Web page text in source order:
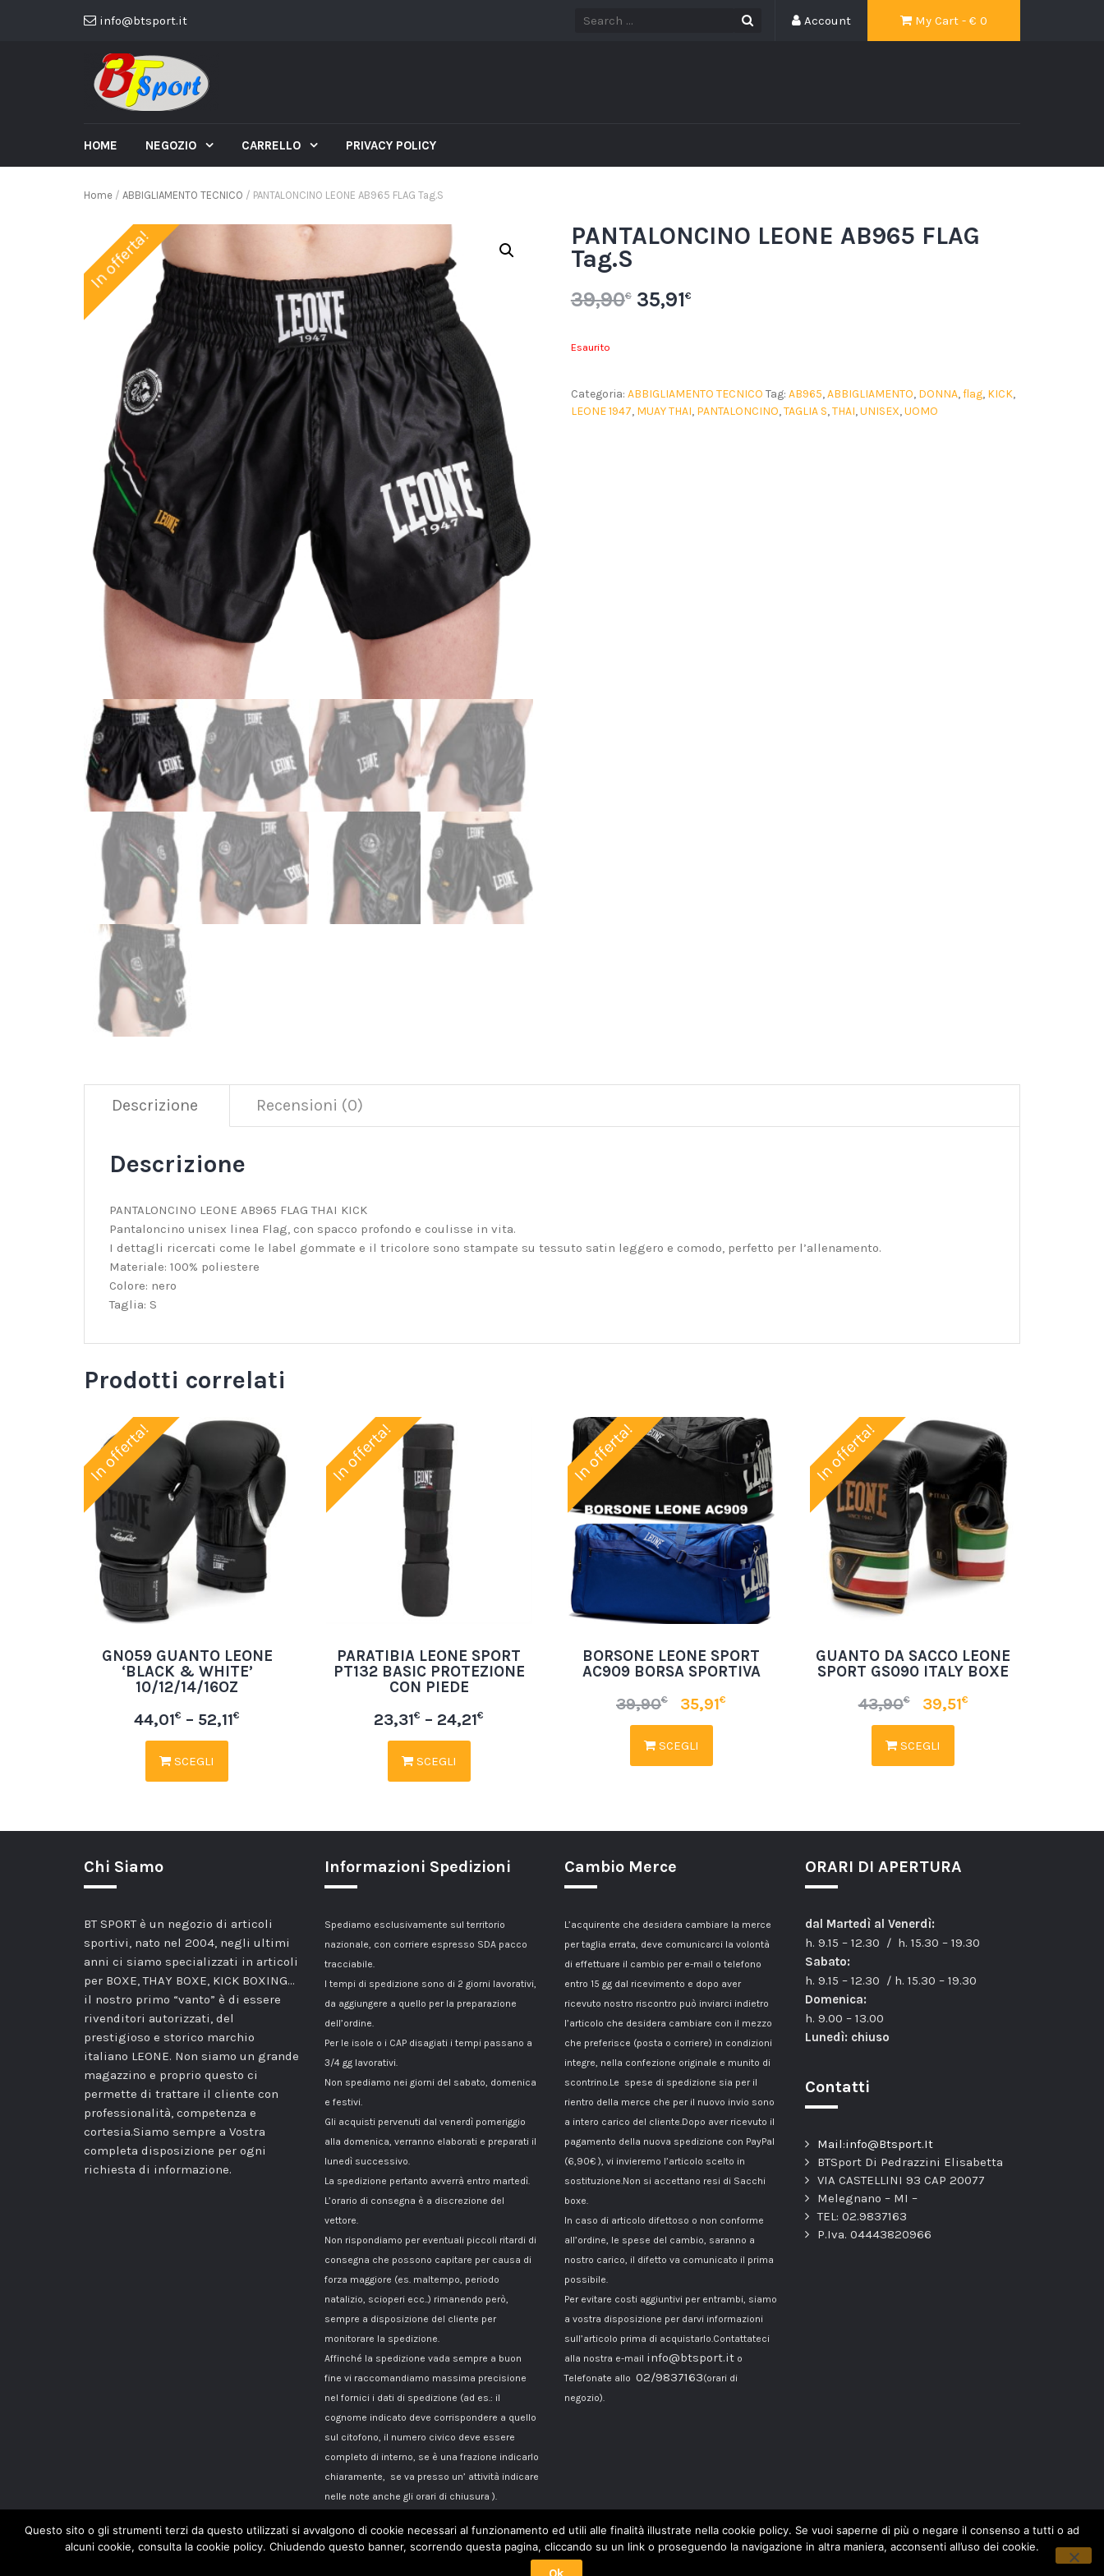
info@btsport.it My Cart - € 0
Account
HOME NEGOZIO CARRELLO PRIVACY POLICY
Home / ABBIGLIAMENTO TECNICO / PANTALONCINO LEONE AB965 FLAG Tag.S
In offerta! PANTALONCINO LEONE AB965 FLAG
Tag.S
39,90€ 35,91€
Esaurito
Categoria: ABBIGLIAMENTO TECNICO Tag: AB965,ABBIGLIAMENTO, DONNA,flag, KICK,
LEONE 1947, MUAY THAI, PANTALONCINO,TAGLIA S,THAI,UNISEX,UOMO
Descrizione Recensioni (0)
Descrizione
PANTALONCINO LEONE AB965 FLAG THAI KICK
Pantaloncino unisex linea Flag, con spacco profondo e coulisse in vita.
I dettagli ricercati come le label gommate e il tricolore sono stampate su tessuto satin leggero e comodo, perfetto per l’allenamento.
Materiale: 100% poliestere
Colore: nero
Taglia: S
Prodotti correlati
In offerta!
GN059 GUANTO LEONE
‘BLACK & WHITE’
10/12/14/16OZ
44,01€ – 52,11€
SCEGLI
In offerta!
PARATIBIA LEONE SPORT
PT132 BASIC PROTEZIONE
CON PIEDE
23,31€ – 24,21€
SCEGLI
In offerta!
BORSONE LEONE SPORT
AC909 BORSA SPORTIVA
39,90€ 35,91€
SCEGLI
In offerta!
GUANTO DA SACCO LEONE
SPORT GS090 ITALY BOXE
43,90€ 39,51€
SCEGLI
Chi Siamo
BT SPORT è un negozio di articoli
sportivi, nato nel 2004, negli ultimi
anni ci siamo specializzati in articoli
per BOXE, THAY BOXE, KICK BOXING…
il nostro primo “vanto” è di essere
rivenditori autorizzati, del
prestigioso e storico marchio
italiano LEONE. Non siamo un grande
magazzino e proprio questo ci
permette di trattare il cliente con
professionalità, competenza e
cortesia.Siamo sempre a Vostra
completa disposizione per ogni
richiesta di informazione.
Informazioni Spedizioni
Spediamo esclusivamente sul territorio
nazionale, con corriere espresso SDA pacco
tracciabile.
I tempi di spedizione sono di 2 giorni lavorativi,
da aggiungere a quello per la preparazione
dell’ordine.
Per le isole o i CAP disagiati i tempi passano a
3/4 gg lavorativi.
Non spediamo nei giorni del sabato, domenica
e festivi.
Gli acquisti pervenuti dal venerdì pomeriggio
alla domenica, verranno elaborati e preparati il
lunedì successivo.
La spedizione pertanto avverrà entro martedì.
L’orario di consegna è a discrezione del
vettore.
Non rispondiamo per eventuali piccoli ritardi di
consegna che possono capitare per causa di
forza maggiore (es. maltempo, periodo
natalizio, scioperi ecc..) rimanendo però,
sempre a disposizione del cliente per
monitorare la spedizione.
Affinché la spedizione vada sempre a buon
fine vi raccomandiamo massima precisione
nel fornici i dati di spedizione (ad es.: il
cognome indicato deve corrispondere a quello
sul citofono, il numero civico deve essere
completo di interno, se è una frazione indicarlo
chiaramente, se va presso un’ attività indicare
nelle note anche gli orari di chiusura ).
Cambio Merce
L’acquirente che desidera cambiare la merce
per taglia errata, deve comunicarci la volontà
di effettuare il cambio per e-mail o telefono
entro 15 gg dal ricevimento e dopo aver
ricevuto nostro riscontro può inviarci indietro
l’articolo che desidera cambiare con il mezzo
che preferisce (posta o corriere) in condizioni
integre, nella confezione originale e munito di
scontrino.Le spese di spedizione sia per il
rientro della merce che per il nuovo invio sono
a intero carico del cliente.Dopo aver ricevuto il
pagamento della nuova spedizione con PayPal
(6,90€ ), vi invieremo l’articolo scelto in
sostituzione.Non si accettano resi di Sacchi
boxe.
In caso di articolo difettoso o non conforme
all’ordine, le spese del cambio, saranno a
nostro carico, il difetto va comunicato il prima
possibile.
Per evitare costi aggiuntivi per entrambi, siamo
a vostra disposizione per darvi informazioni
sull’articolo prima di acquistarlo.Contattateci
alla nostra e-mail info@btsport.it o
Telefonate allo 02/9837163(orari di
negozio).
ORARI DI APERTURA
dal Martedì al Venerdì:
h. 9.15 – 12.30 / h. 15.30 – 19.30
Sabato:
h. 9.15 – 12.30 / h. 15.30 – 19.30
Domenica:
h. 9.00 – 13.00
Lunedì: chiuso
Contatti
Mail:info@Btsport.It
BTSport Di Pedrazzini Elisabetta
VIA CASTELLINI 93 CAP 20077
Melegnano – MI –
TEL: 02.9837163
P.Iva. 04443820966
Questo sito o gli strumenti terzi da questo utilizzati si avvalgono di cookie necessari al funzionamento ed utili alle finalità illustrate nella cookie policy. Se vuoi saperne di più o negare il consenso a tutti o ad
alcuni cookie, consulta la cookie policy. Chiudendo questo banner, scorrendo questa pagina, cliccando su un link o proseguendo la navigazione in altra maniera, acconsenti all’uso dei cookie.